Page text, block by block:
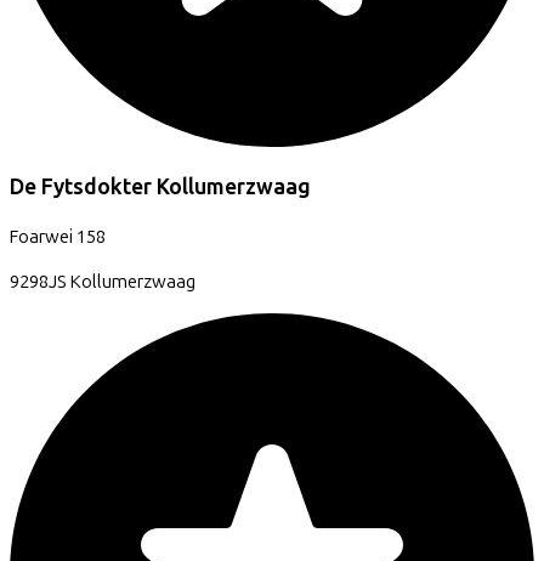
De Fytsdokter Kollumerzwaag
Foarwei 158
9298JS Kollumerzwaag